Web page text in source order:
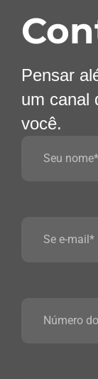
Pensar
um canal
você.